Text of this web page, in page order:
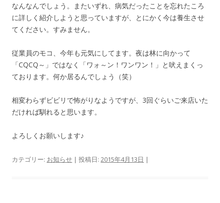
なんなんでしょう。またいずれ、病気だったことを忘れたころ
に詳しく紹介しようと思っていますが、とにかく今は養生させ
てください。すみません。
従業員のモコ、今年も元気にしてます。夜は林に向かって
「CQCQ～」ではなく「ワォ～ン！ワンワン！」と吠えまくっ
ております。何か居るんでしょう（笑）
相変わらずビビリで怖がりなようですが、3回ぐらいご来店いた
だければ馴れると思います。
よろしくお願いします♪
カテゴリー: お知らせ | 投稿日: 2015年4月13日 |